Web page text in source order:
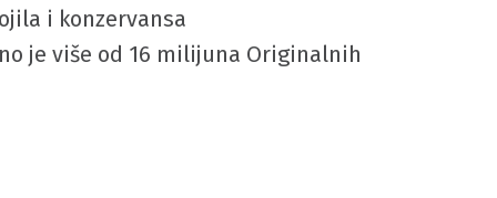
i konzervansa
je više od 16 milijuna Originalnih